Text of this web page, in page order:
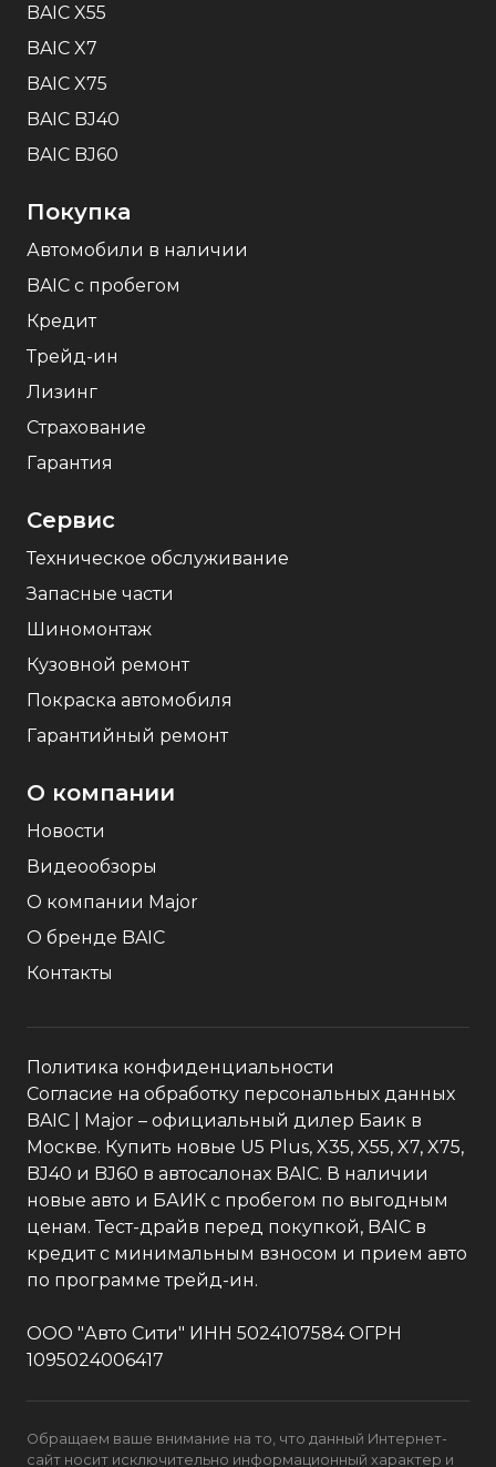
BAIC X55
BAIC X7
BAIC X75
BAIC BJ40
BAIC BJ60
Покупка
Автомобили в наличии
BAIC c пробегом
Кредит
Трейд-ин
Лизинг
Страхование
Гарантия
Сервис
Техническое обслуживание
Запасные части
Шиномонтаж
Кузовной ремонт
Покраска автомобиля
Гарантийный ремонт
О компании
Новости
Видеообзоры
О компании Major
О бренде BAIC
Контакты
Политика конфиденциальности
Согласие на обработку персональных данных
BAIC | Major – официальный дилер Баик в
Москве. Купить новые U5 Plus, X35, X55, X7, X75,
BJ40 и BJ60 в автосалонах BAIC. В наличии
новые авто и БАИК с пробегом по выгодным
ценам. Тест-драйв перед покупкой, BAIC в
кредит с минимальным взносом и прием авто
по программе трейд-ин.
ООО "Авто Сити" ИНН 5024107584 ОГРН
1095024006417
Обращаем ваше внимание на то, что данный Интернет-
сайт носит исключительно информационный характер и